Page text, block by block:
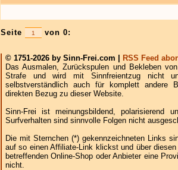
Seite von 0:
© 1751-2026 by Sinn-Frei.com |
RSS Feed
Das Ausmalen, Zurückspulen und Bekleben
Strafe und wird mit Sinnfreientzug nicht
selbstverständlich auch für komplett andere
direkten Bezug zu dieser Website.
Sinn-Frei ist meinungsbildend, polarisierend
Surfverhalten sind sinnvolle Folgen nicht
Die mit Sternchen (*) gekennzeichneten Links
auf so einen Affiliate-Link klickst und über
betreffenden Online-Shop oder Anbieter eine
nicht.